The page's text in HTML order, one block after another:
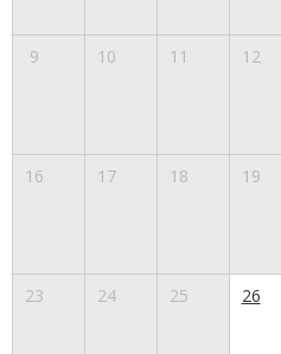
9 10 11 12
16 17 18 19
23 24 25 26